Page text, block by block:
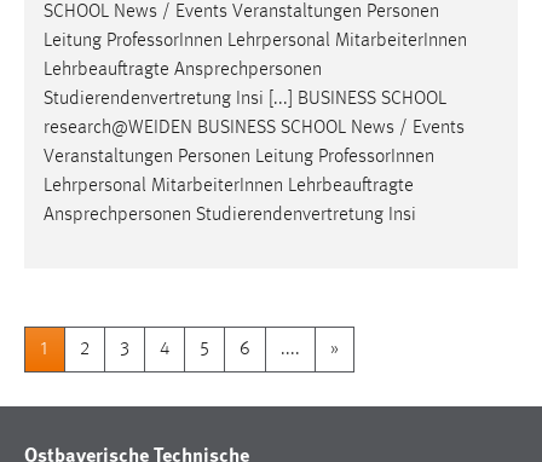
SCHOOL News / Events Veranstaltungen Personen
Leitung ProfessorInnen Lehrpersonal MitarbeiterInnen
Lehrbeauftragte Ansprechpersonen
Studierendenvertretung Insi [...] BUSINESS SCHOOL
research@WEIDEN BUSINESS SCHOOL News / Events
Veranstaltungen Personen Leitung ProfessorInnen
Lehrpersonal MitarbeiterInnen Lehrbeauftragte
Ansprechpersonen Studierendenvertretung Insi
1 2 3 4 5 6 .... »
Ostbayerische Technische